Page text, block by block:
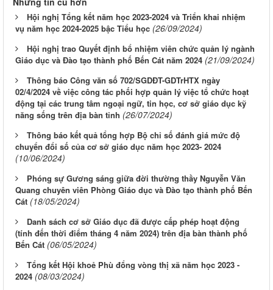
Hội nghị Tổng kết năm học 2023-2024 và Triển khai nhiệm
vụ năm học 2024-2025 bậc Tiểu học (26/09/2024)
Hội nghị trao Quyết định bổ nhiệm viên chức quản lý ngành
Giáo dục và Đào tạo thành phố Bến Cát năm 2024 (21/09/2024)
Thông báo Công văn số 702/SGDĐT-GDTrHTX ngày
02/4/2024 về việc công tác phối hợp quản lý việc tổ chức hoạt
động tại các trung tâm ngoại ngữ, tin học, cơ sở giáo dục kỹ
năng sống trên địa bàn tỉnh (26/07/2024)
Thông báo kết quả tổng hợp Bộ chỉ số đánh giá mức độ
chuyển đổi số của cơ sở giáo dục năm học 2023- 2024
(10/06/2024)
Phóng sự Gương sáng giữa đời thường thầy Nguyễn Văn
Quang chuyên viên Phòng Giáo dục và Đào tạo thành phố Bến
Cát (18/05/2024)
Danh sách cơ sở Giáo dục đã được cấp phép hoạt động
(tính đến thời điểm tháng 4 năm 2024) trên địa bàn thành phố
Bến Cát (06/05/2024)
Tổng kết Hội khoẻ Phù đổng vòng thị xã năm học 2023 -
2024 (08/03/2024)